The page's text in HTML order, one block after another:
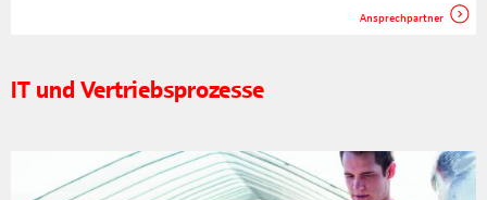
Ansprechpartner
IT und Vertriebsprozesse